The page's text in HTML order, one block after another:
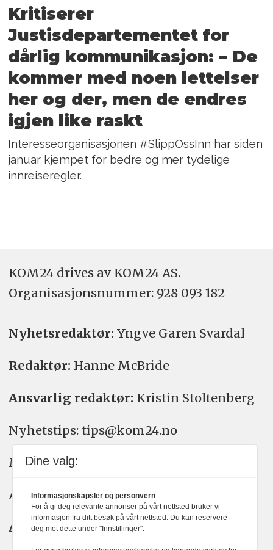
Kritiserer
Justisdepartementet for
dårlig kommunikasjon: – De
kommer med noen lettelser
her og der, men de endres
igjen like raskt
Interesseorganisasjonen #SlippOssInn har siden
januar kjempet for bedre og mer tydelige
innreiseregler.
KOM24 drives av KOM24 AS.
Organisasjons­nummer: 928 093 182
Nyhetsredaktør: Yngve Garen Svardal
Redaktør: Hanne McBride
Ansvarlig redaktør: Kristin Stoltenberg
Nyhetstips: tips@kom24.no
Meninger: meninger@kom24.no
Annonse: annonse@watchmedia.no
Abonnement:kom24@watchmedia.no
Dine valg:
Informasjonskapsler og personvern
For å gi deg relevante annonser på vårt nettsted bruker vi
informasjon fra ditt besøk på vårt nettsted. Du kan reservere
deg mot dette under "Innstillinger".